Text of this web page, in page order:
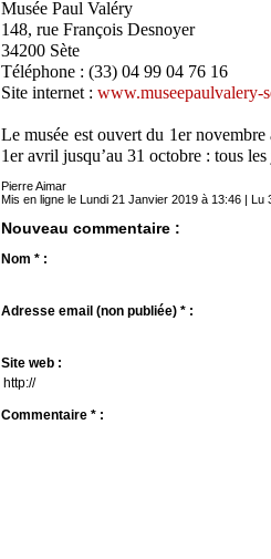
Musée Paul Valéry
148, rue François Desnoyer
34200 Sète
Téléphone : (33) 04 99 04 76 16
Site internet : www.museepaulvalery-
Le musée est ouvert du 1er
1er avril jusqu’au 31 octobre : tous
Pierre Aimar
Mis en ligne le Lundi 21 Janvier 2019 à 13:46 | Lu
Nouveau commentaire :
Nom * :
Adresse email (non publiée) * :
Site web :
Commentaire * :